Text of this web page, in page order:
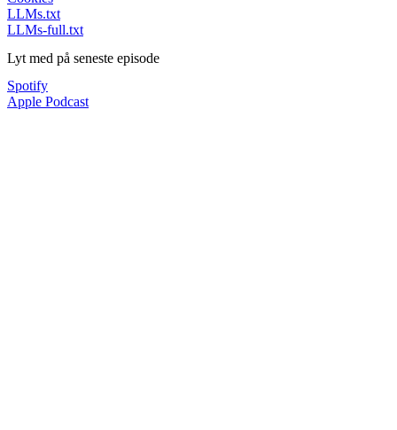
LLMs.txt
LLMs-full.txt
Lyt med på seneste episode
Spotify
Apple Podcast